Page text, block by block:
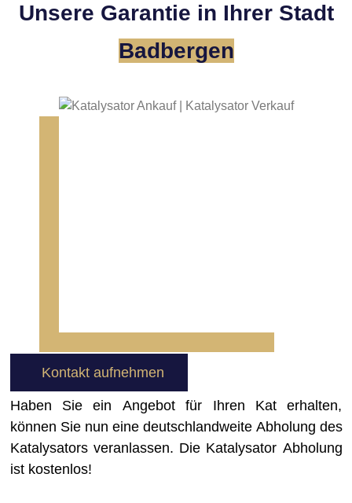
Unsere Garantie in Ihrer Stadt
Badbergen
Kontakt aufnehmen
Haben Sie ein Angebot für Ihren Kat erhalten,
können Sie nun eine deutschlandweite Abholung des
Katalysators veranlassen. Die Katalysator Abholung
ist kostenlos!